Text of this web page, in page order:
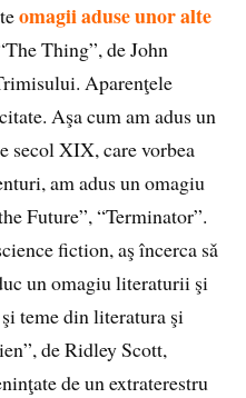
omagii aduse unor alte
Thing”, de John
Aparenţele
Aşa cum am adus un
secol XIX, care vorbea
am adus un omagiu
Future”, “Terminator”.
fiction, aş încerca sǎ
un omagiu literaturii şi
teme din literatura şi
de Ridley Scott,
de un extraterestru